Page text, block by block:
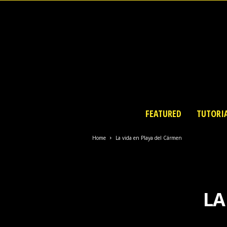
FEATURED
Home La vida en Playa del Cármen